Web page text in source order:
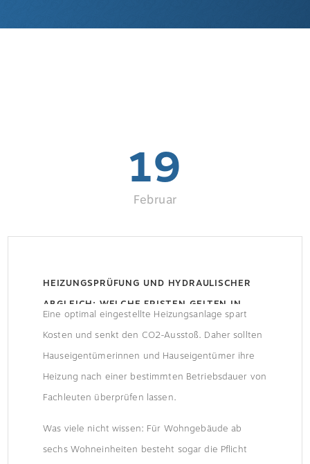
19
Februar
HEIZUNGSPRÜFUNG UND HYDRAULISCHER
ABGLEICH: WELCHE FRISTEN GELTEN IN
Eine optimal eingestellte Heizungsanlage spart
Kosten und senkt den CO2-Ausstoß. Daher sollten
Hauseigentümerinnen und Hauseigentümer ihre
Heizung nach einer bestimmten Betriebsdauer von
Fachleuten überprüfen lassen.
Was viele nicht wissen: Für Wohngebäude ab
sechs Wohneinheiten besteht sogar die Pflicht